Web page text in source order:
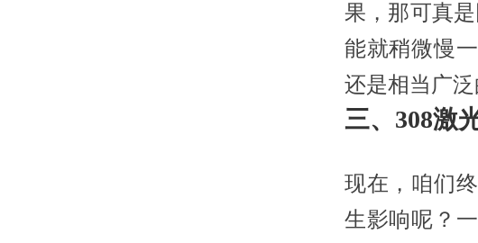
果，那可真
能就稍微慢
还是相当广
三、308激
现在，咱们
生影响呢？